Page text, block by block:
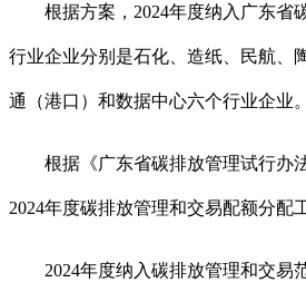
根据方案，2024年度纳入广东省
行业企业分别是石化、造纸、民航、
通（港口）和数据中心六个行业企业。
根据《广东省碳排放管理试行办
2024年度碳排放管理和交易配额分配
2024年度纳入碳排放管理和交易